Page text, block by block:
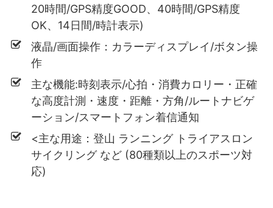
20時間/GPS精度GOOD、40時間/GPS精度
OK、14日間/時計表示)
液晶/画面操作：カラーディスプレイ/ボタン操
作
主な機能:時刻表示/心拍・消費カロリー・正確
な高度計測・速度・距離・方角/ルートナビゲ
ーション/スマートフォン着信通知
<主な用途：登山 ランニング トライアスロン
サイクリング など (80種類以上のスポーツ対
応)